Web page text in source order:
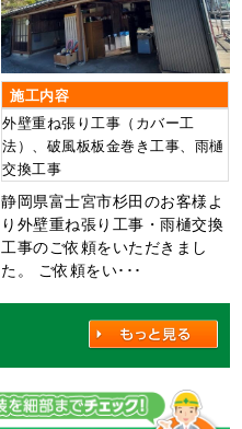
施工内容
外壁重ね張り工事（カバー工
法）、破風板板金巻き工事、雨樋
交換工事
静岡県富士宮市杉田のお客様よ
り外壁重ね張り工事・雨樋交換
工事のご依頼をいただきまし
た。 ご依頼をい･･･